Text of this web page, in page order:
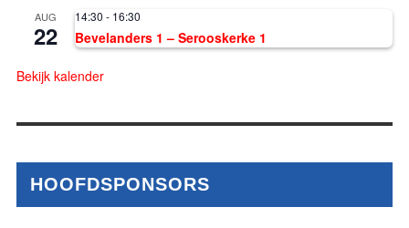
AUG
22
14:30 - 16:30
Bevelanders 1 – Serooskerke 1
Bekijk kalender
HOOFDSPONSORS